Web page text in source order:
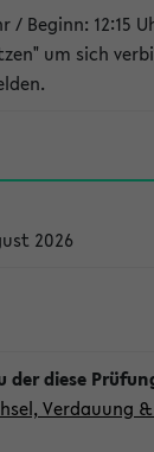
/ Beginn: 12:15
um sich
2026
Verdauung